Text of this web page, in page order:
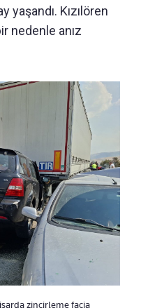
yaşandı. Kızılören
nedenle anız
zincirleme facia